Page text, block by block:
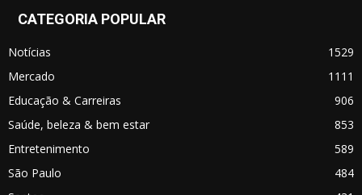
CATEGORIA POPULAR
Notícias
1529
Mercado
1111
Educação & Carreiras
906
Saúde, beleza & bem estar
853
Entretenimento
589
São Paulo
484